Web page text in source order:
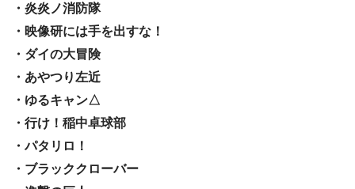
・炎炎ノ消防隊
・映像研には手を出すな！
・ダイの大冒険
・あやつり左近
・ゆるキャン△
・行け！稲中卓球部
・パタリロ！
・ブラッククローバー